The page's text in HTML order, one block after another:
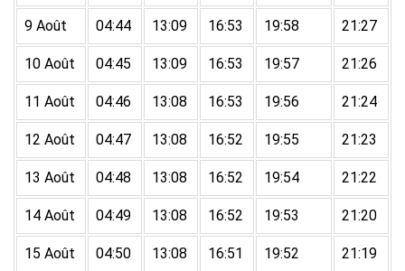
9 Août 04:44 13:09 16:53 19:58 21:27
10 Août 04:45 13:09 16:53 19:57 21:26
11 Août 04:46 13:08 16:53 19:56 21:24
12 Août 04:47 13:08 16:52 19:55 21:23
13 Août 04:48 13:08 16:52 19:54 21:22
14 Août 04:49 13:08 16:52 19:53 21:20
15 Août 04:50 13:08 16:51 19:52 21:19